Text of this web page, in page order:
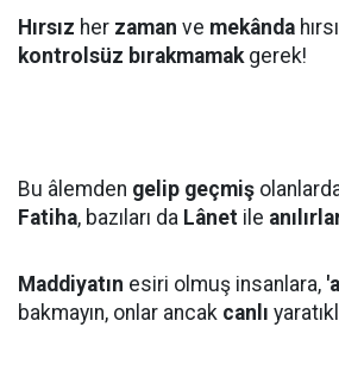
Hırsız her zaman ve mekânda
kontrolsüz bırakmamakgerek!
Bu âlemden gelip geçmiş
Fatiha, bazıları da Lânet ile
Maddiyatın esiri olmuş insanlara,
bakmayın, onlar ancak canlı